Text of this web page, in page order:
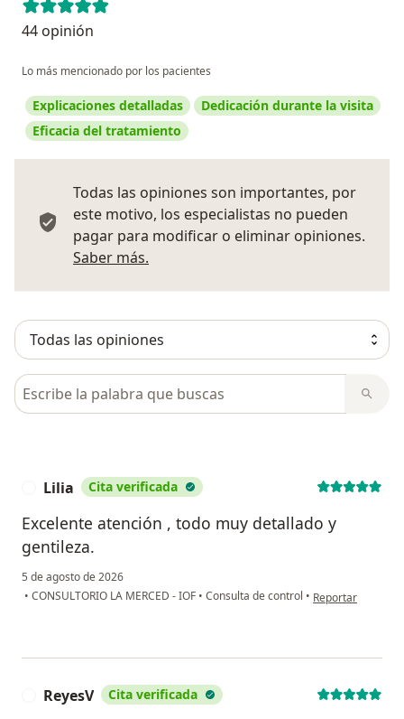
44 opinión
Lo más mencionado por los pacientes
Explicaciones detalladas
Dedicación durante la visita
Eficacia del tratamiento
Todas las opiniones son importantes, por
este motivo, los especialistas no pueden
pagar para modificar o eliminar opiniones.
Saber más.
Busca en opiniones
Lilia Cita verificada
Excelente atención , todo muy detallado y
gentileza.
5 de agosto de 2026
• CONSULTORIO LA MERCED - IOF • Consulta de control • en opinión del
Reportar
ReyesV Cita verificada